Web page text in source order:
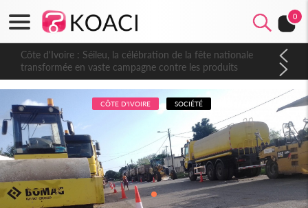
0
Côte d'Ivoire : Séileu, la célébration de la fête nationale
transformée en vaste campagne contre les produits
dépigmentants dangereux
CÔTE D'IVOIRE SOCIÉTÉ